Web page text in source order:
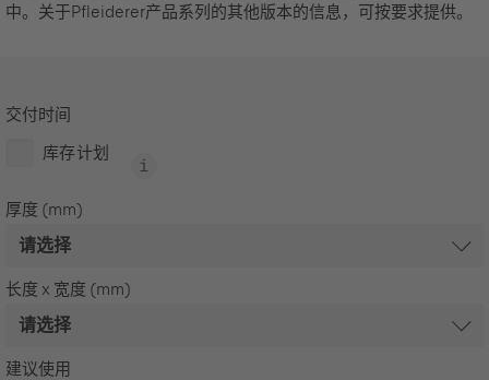
中。关于Pfleiderer产品系列的其他版本的信息，可按要求提供。
交付时间
库存计划
厚度 (mm)
长度 x 宽度 (mm)
建议使用